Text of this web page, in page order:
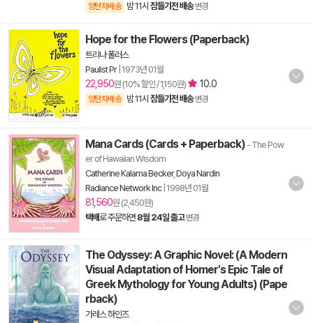
양탄자배송 밤 11시 잠들기전 배송 변경
Hope for the Flowers (Paperback)
트리나 폴러스
Paulist Pr| 1973년 01월
22,950원 (10% 할인 / 1,150원) 10.0
양탄자배송 밤 11시 잠들기전 배송 변경
Mana Cards (Cards + Paperback) - The Pow
er of Hawaiian Wisdom
Catherine Kalama Becker,Doya Nardin
Radiance Network Inc| 1998년 01월
81,560원 (2,450원)
택배로 주문하면 8월 24일 출고 변경
The Odyssey: A Graphic Novel: (A Modern
Visual Adaptation of Homer's Epic Tale of
Greek Mythology for Young Adults) (Pape
rback)
가레스 하인즈